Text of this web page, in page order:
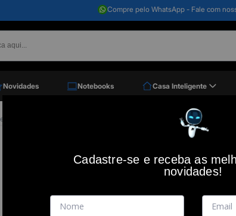
Compre pelo WhatsApp - Fale com
Novidades Notebooks Casa Inteligente
Celular Flip Vita 4G
(0)
Cadastre-se e receba as
novidades!